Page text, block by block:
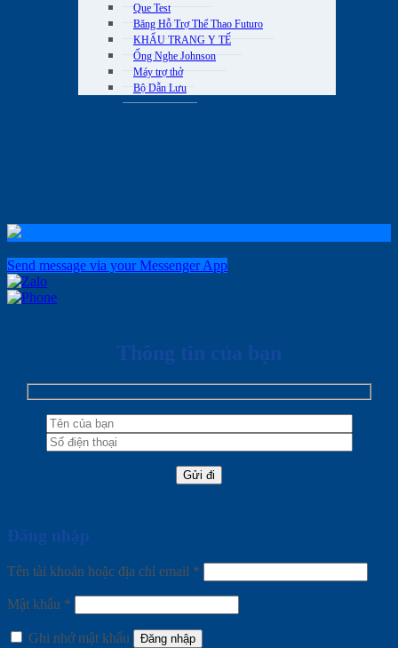
Que Test
Băng Hỗ Trợ Thể Thao Futuro
KHẨU TRANG Y TẾ
Ống Nghe Johnson
Máy trợ thở
Bộ Dẫn Lưu
Send message via your Messenger App
Thông tin của bạn
Đăng nhập
Tên tài khoản hoặc địa chỉ email *
Mật khẩu *
Ghi nhớ mật khẩu Đăng nhập